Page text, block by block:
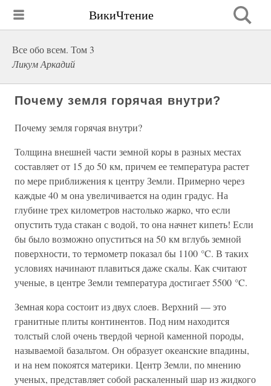
ВикиЧтение
Все обо всем. Том 3
Ликум Аркадий
Почему земля горячая внутри?
Почему земля горячая внутри?
Толщина внешней части земной коры в разных местах
составляет от 15 до 50 км, причем ее температура растет
по мере приближения к центру Земли. Примерно через
каждые 40 м она увеличивается на один градус. На
глубине трех километров настолько жарко, что если
опустить туда стакан с водой, то она начнет кипеть! Если
бы было возможно опуститься на 50 км вглубь земной
поверхности, то термометр показал бы 1100 °C. В таких
условиях начинают плавиться даже скалы. Как считают
ученые, в центре Земли температура достигает 5500 °C.
Земная кора состоит из двух слоев. Верхний — это
гранитные плиты континентов. Под ним находится
толстый слой очень твердой черной каменной породы,
называемой базальтом. Он образует океанские впадины,
и на нем покоятся материки. Центр Земли, по мнению
ученых, представляет собой раскаленный шар из жидкого